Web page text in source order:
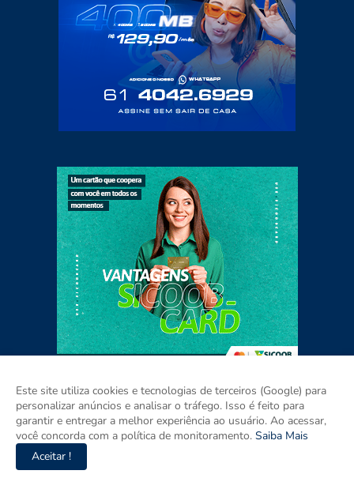
Copyright ©
Home Sobre Contato Mídia Kit
Este site utiliza cookies e tecnologias de terceiros (Google) para
personalizar anúncios e analisar o tráfego. Isso é feito para
garantir e entregar a melhor experiência ao usuário. Ao acessar,
você concorda com a política de monitoramento. Saiba Mais
Aceitar !